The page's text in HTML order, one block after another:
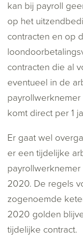
kan bij payroll
op het
contracten en op
contracten die al
eventueel in de
komt direct per 1
Er gaat wel
er een tijdelijke
payrollwerknemer
2020. De regels
zogenoemde
2020 golden
tijdelijke contract.